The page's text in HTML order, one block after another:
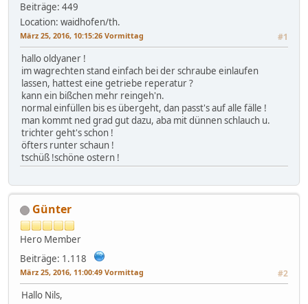
Beiträge: 449
Location: waidhofen/th.
März 25, 2016, 10:15:26 Vormittag #1
hallo oldyaner !
im wagrechten stand einfach bei der schraube einlaufen
lassen, hattest eine getriebe reperatur ?
kann ein bißchen mehr reingeh'n.
normal einfüllen bis es übergeht, dan passt's auf alle fälle !
man kommt ned grad gut dazu, aba mit dünnen schlauch u.
trichter geht's schon !
öfters runter schaun !
tschüß !schöne ostern !
Günter
Hero Member
Beiträge: 1.118
März 25, 2016, 11:00:49 Vormittag #2
Hallo Nils,